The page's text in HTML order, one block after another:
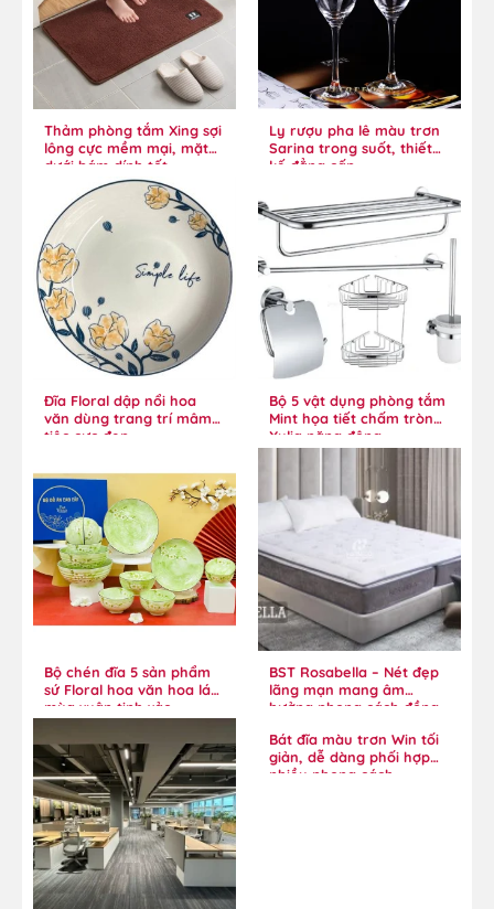
Thảm phòng tắm Xing sợi
lông cực mềm mại, mặt
dưới bám dính tốt
Ly rượu pha lê màu trơn
Sarina trong suốt, thiết
kế đẳng cấp
Đĩa Floral dập nổi hoa
văn dùng trang trí mâm
tiệc cực đẹp
Bộ 5 vật dụng phòng tắm
Mint họa tiết chấm tròn
Xylia năng động
Bộ chén đĩa 5 sản phẩm
sứ Floral hoa văn hoa lá
mùa xuân tinh xảo
BST Rosabella – Nét đẹp
lãng mạn mang âm
hưởng phong cách đồng
Bát đĩa màu trơn Win tối
giản, dễ dàng phối hợp
nhiều phong cách